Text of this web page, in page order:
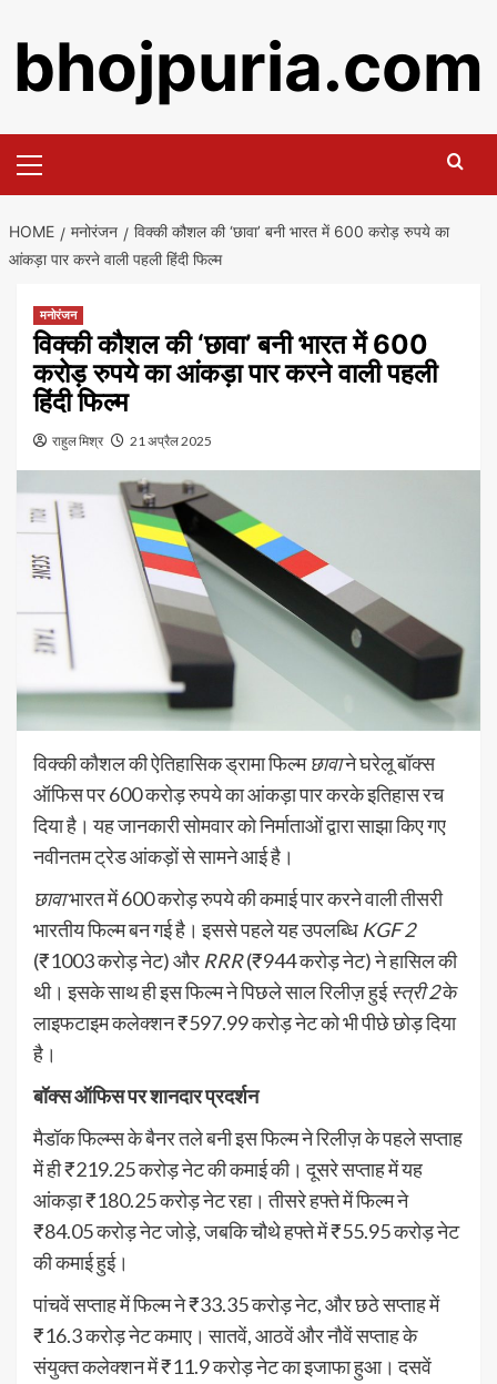
content
bhojpuria.com
Menu
HOME मनोरंजन
विक्की कौशल की ‘छावा’ बनी भारत में 600 करोड़ रुपये का
आंकड़ा पार करने वाली पहली हिंदी फिल्म
मनोरंजन
विक्की कौशल की ‘छावा’ बनी भारत में 600
करोड़ रुपये का आंकड़ा पार करने वाली पहली
हिंदी फिल्म
राहुल मिश्र 21 अप्रैल 2025
विक्की कौशल की ऐतिहासिक ड्रामा फिल्मछावाने घरेलू बॉक्स
ऑफिस पर 600 करोड़ रुपये का आंकड़ा पार करके इतिहास रच
दिया है। यह जानकारी सोमवार को निर्माताओं द्वारा साझा किए गए
नवीनतम ट्रेड आंकड़ों से सामने आई है।
छावाभारत में 600 करोड़ रुपये की कमाई पार करने वाली तीसरी
भारतीय फिल्म बन गई है। इससे पहले यह उपलब्धि KGF 2
(₹1003 करोड़ नेट) और RRR(₹944 करोड़ नेट) ने हासिल की
थी। इसके साथ ही इस फिल्म ने पिछले साल रिलीज़ हुईस्त्री 2के
लाइफटाइम कलेक्शन ₹597.99 करोड़ नेट को भी पीछे छोड़ दिया
है।
बॉक्स ऑफिस पर शानदार प्रदर्शन
मैडॉक फिल्म्स के बैनर तले बनी इस फिल्म ने रिलीज़ के पहले सप्ताह
में ही ₹219.25 करोड़ नेट की कमाई की। दूसरे सप्ताह में यह
आंकड़ा ₹180.25 करोड़ नेट रहा। तीसरे हफ्ते में फिल्म ने
₹84.05 करोड़ नेट जोड़े, जबकि चौथे हफ्ते में ₹55.95 करोड़ नेट
की कमाई हुई।
पांचवें सप्ताह में फिल्म ने ₹33.35 करोड़ नेट, और छठे सप्ताह में
₹16.3 करोड़ नेट कमाए। सातवें, आठवें और नौवें सप्ताह के
संयुक्त कलेक्शन में ₹11.9 करोड़ नेट का इजाफा हुआ। दसवें